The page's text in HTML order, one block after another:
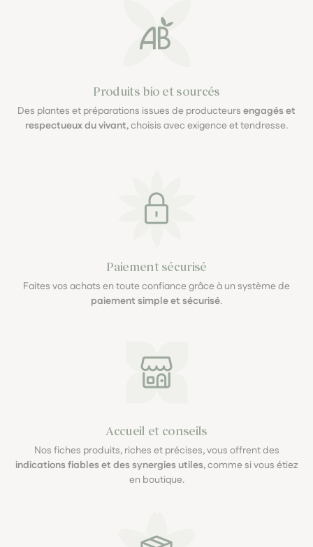
Produits bio et sourcés
Des plantes et préparations issues de producteurs engagés et
respectueux du vivant, choisis avec exigence et tendresse.
Paiement sécurisé
Faites vos achats en toute confiance grâce à un système de
paiement simple et sécurisé.
Accueil et conseils
Nos fiches produits, riches et précises, vous offrent des
indications fiables et des synergies utiles, comme si vous étiez
en boutique.